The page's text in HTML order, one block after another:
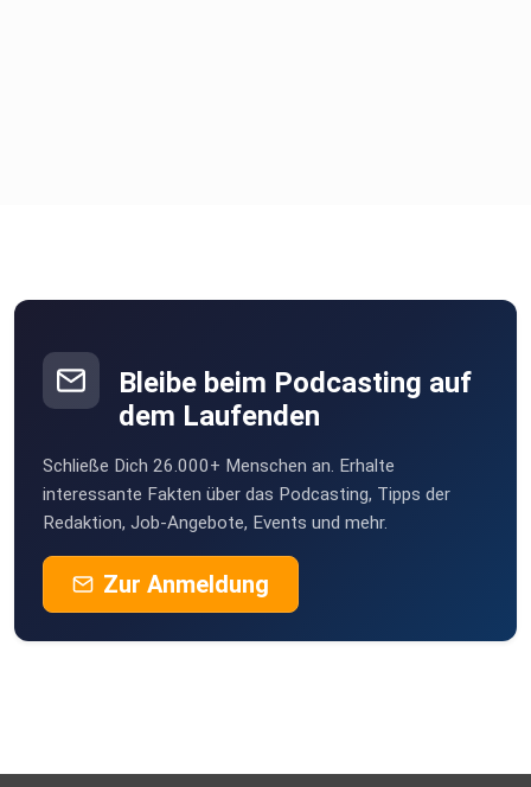
Bleibe beim Podcasting auf
dem Laufenden
Schließe Dich 26.000+ Menschen an. Erhalte
interessante Fakten über das Podcasting, Tipps der
Redaktion, Job-Angebote, Events und mehr.
Zur Anmeldung